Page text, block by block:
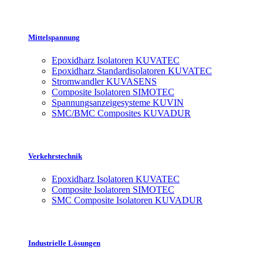
Mittelspannung
Epoxidharz Isolatoren KUVATEC
Epoxidharz Standardisolatoren KUVATEC
Stromwandler KUVASENS
Composite Isolatoren SIMOTEC
Spannungsanzeigesysteme KUVIN
SMC/BMC Composites KUVADUR
Verkehrstechnik
Epoxidharz Isolatoren KUVATEC
Composite Isolatoren SIMOTEC
SMC Composite Isolatoren KUVADUR
Industrielle Lösungen